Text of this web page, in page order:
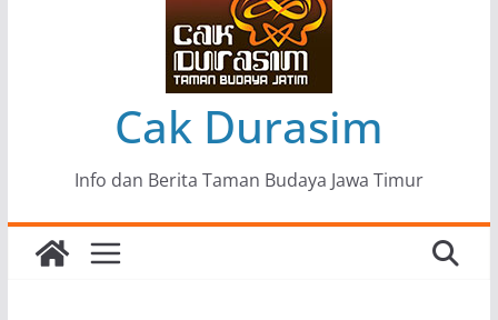
Pameran Tunggal 35 Karya Agus Koecink
“Tumbang Tambang”, Ungkapan Kritis Tentang
Derita Pekerja Pertambangan
Cak Durasim
Info dan Berita Taman Budaya Jawa Timur